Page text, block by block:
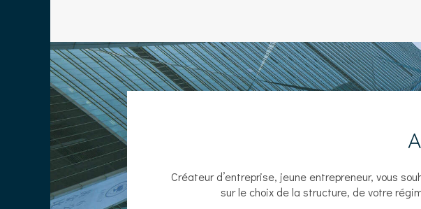
Créateur d’entreprise, jeune entrepreneur, vous
sur le choix de la structure, de votre